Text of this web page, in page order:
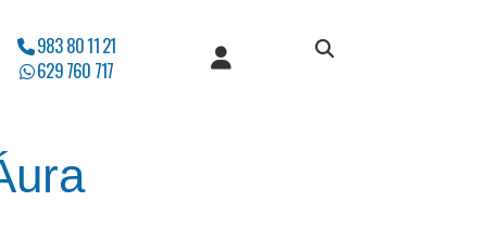
983 80 11 21
629 760 717